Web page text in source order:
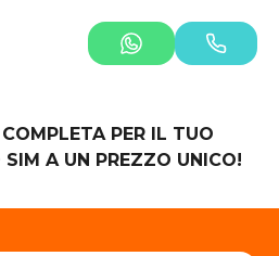
PER IL TUO
SIM A UN PREZZO UNICO!